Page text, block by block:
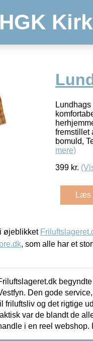
HGK
fremstillet
bomuld,
mere)
399 kr.
Læs
øjeblikket
, som alle har et
Den gode
friluftsliv og det rigtige
var de blandt de
i en reel webshop.